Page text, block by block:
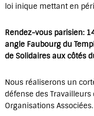
loi inique mettant en
Rendez-vous parisien:
angle Faubourg du
de Solidaires aux côtés
Nous réaliserons un
défense des
Organisations Associées.